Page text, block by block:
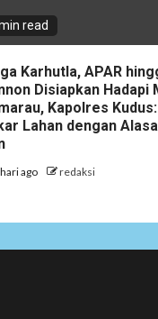
read
Karhutla, APAR
Disiapkan Hadapi
Kapolres
Lahan dengan
ago redaksi